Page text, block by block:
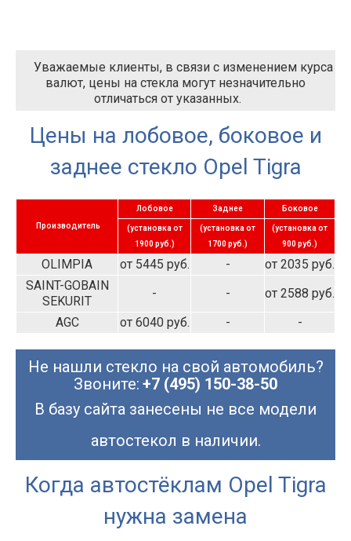
Уважаемые клиенты, в связи с изменением курса
валют, цены на стекла могут незначительно
отличаться от указанных.
Цены на лобовое, боковое и
заднее стекло Opel Tigra
Производитель
Лобовое Заднее Боковое
(установка от
1900 руб.)
(установка от
1700 руб.)
(установка от
900 руб.)
OLIMPIA от 5445 руб. -
от 2035 руб.
SAINT-GOBAIN
SEKURIT
- -
от 2588 руб.
AGC
от 6040 руб. - -
Не нашли стекло на свой автомобиль?
Звоните: +7 (495) 150-38-50
В базу сайта занесены не все модели
автостекол в наличии.
Когда автостёклам Opel Tigra
нужна замена